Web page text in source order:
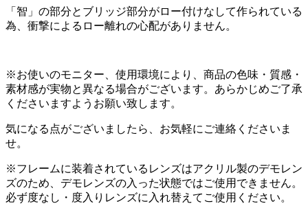
「智」の部分とブリッジ部分がロー付けなして作られている
為、衝撃によるロー離れの心配がありません。
※お使いのモニター、使用環境により、商品の色味・質感・
素材感が実物と異なる場合がございます。あらかじめご了承
くださいますようお願い致します。
気になる点がございましたら、お気軽にご連絡くださいま
せ。
※フレームに装着されているレンズはアクリル製のデモレン
ズのため、デモレンズの入った状態ではご使用できません。
必ず度なし・度入りレンズに入れ替えてご使用ください。